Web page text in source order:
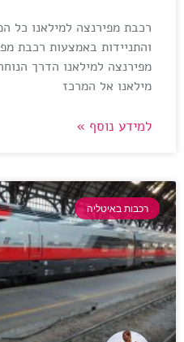
רכבת מפירנצה למילאנו כל
והתניידות באמצעות רכבת
מפירנצה למילאנו הדרך
מילאנו אל המרכז
למידע נוסף »
רכבות באיטליה